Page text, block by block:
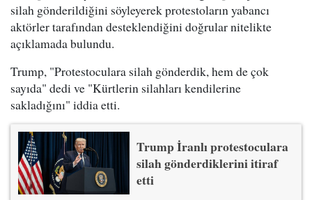
silah gönderildiğini söyleyerek protestoların yabancı
aktörler tarafından desteklendiğini doğrular nitelikte
açıklamada bulundu.
Trump, "Protestoculara silah gönderdik, hem de çok
sayıda" dedi ve "Kürtlerin silahları kendilerine
sakladığını" iddia etti.
Trump İranlı protestoculara
silah gönderdiklerini itiraf
etti